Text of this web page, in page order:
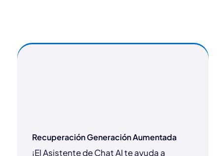
Recuperación Generación Aumentada
¡El Asistente de Chat AI te ayuda a